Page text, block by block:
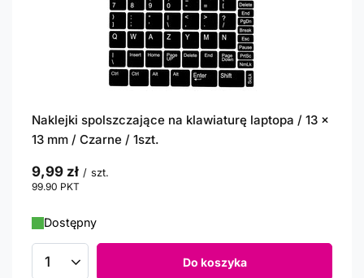
Naklejki spolszczające na klawiaturę laptopa / 13 x
13 mm / Czarne / 1szt.
9,99 zł / szt.
99.90 PKT
Dostępny
Ilość produktów Do koszyka